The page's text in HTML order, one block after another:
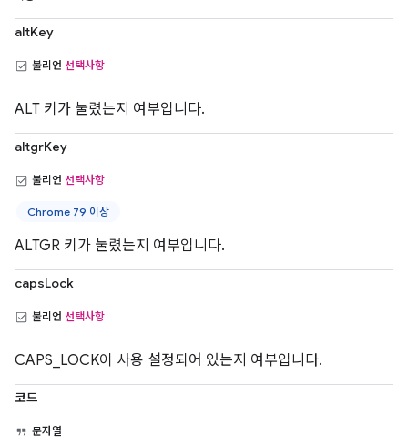
altKey
불리언 선택사항
ALT 키가 눌렸는지 여부입니다.
altgrKey
불리언 선택사항
Chrome 79 이상
ALTGR 키가 눌렸는지 여부입니다.
capsLock
불리언 선택사항
CAPS_LOCK이 사용 설정되어 있는지 여부입니다.
코드
문자열